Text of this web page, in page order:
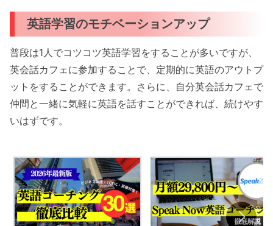
英語学習のモチベーションアップ
普段は1人でコツコツ英語学習をすることが多いですが、
英会話カフェに参加することで、定期的に英語のアウトプ
ットをすることができます。さらに、自分英会話カフェで
仲間と一緒に気軽に英語を話すことができれば、続けやす
いはずです。